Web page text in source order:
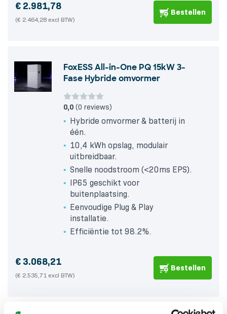
€ 2.981,78
(€ 2.464,28 excl BTW)
Bestellen
FoxESS All-in-One PQ 15kW 3-
Fase Hybride omvormer
0,0 (0 reviews)
Hybride omvormer & batterij in
één.
10,4 kWh opslag, modulair
uitbreidbaar.
Snelle noodstroom (<20ms EPS).
IP65 geschikt voor
buitenplaatsing.
Eenvoudige Plug & Play
installatie.
Efficiëntie tot 98.2%.
€ 3.068,21
(€ 2.535,71 excl BTW)
Bestellen